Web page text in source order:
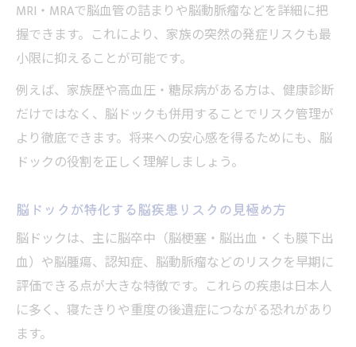
MRI・MRAで脳血管の詰まりや脳動脈瘤などを詳細に把
握できます。これにより、家族の突然の発症リスクも最
小限に抑えることが可能です。
例えば、家族歴や高血圧・糖尿病がある方は、健康診断
だけではなく、脳ドックも併用することでリスク管理が
より徹底できます。将来への安心感を得るためにも、脳
ドックの役割を正しく理解しましょう。
脳ドックが特化する脳疾患リスクの見極め方
脳ドックは、主に脳卒中（脳梗塞・脳出血・くも膜下出
血）や脳腫瘍、認知症、脳動脈瘤などのリスクを早期に
評価できる点が大きな特徴です。これらの疾患は日本人
に多く、寝たきりや重度の後遺症につながる恐れがあり
ます。